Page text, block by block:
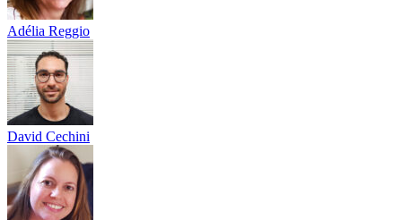
Adélia Reggio
David Cechini